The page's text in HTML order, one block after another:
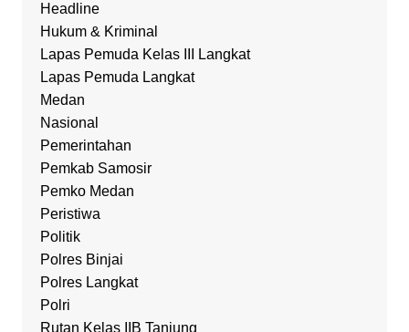
Headline
Hukum & Kriminal
Lapas Pemuda Kelas III Langkat
Lapas Pemuda Langkat
Medan
Nasional
Pemerintahan
Pemkab Samosir
Pemko Medan
Peristiwa
Politik
Polres Binjai
Polres Langkat
Polri
Rutan Kelas IIB Tanjung